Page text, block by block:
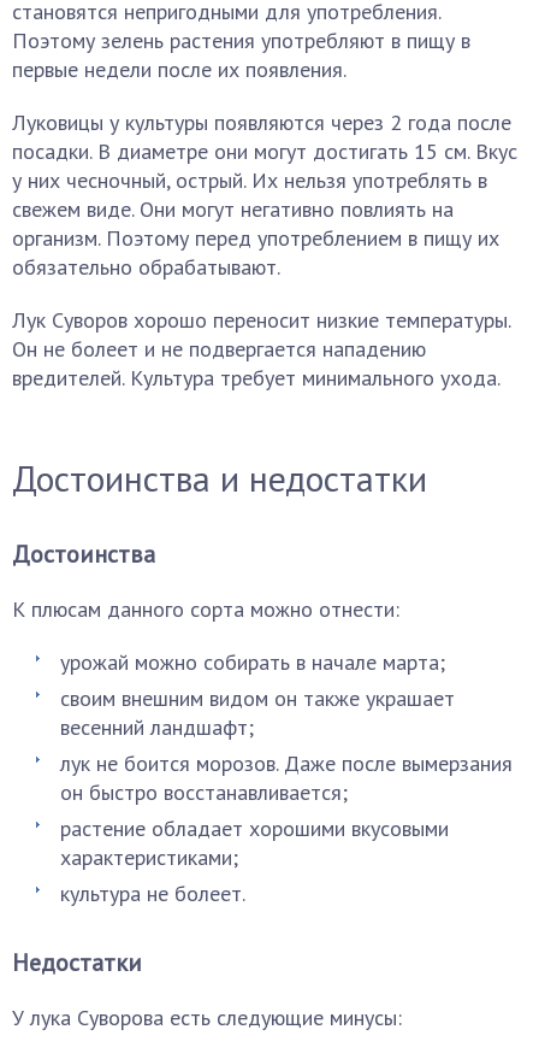
становятся непригодными для употребления.
Поэтому зелень растения употребляют в пищу в
первые недели после их появления.
Луковицы у культуры появляются через 2 года после
посадки. В диаметре они могут достигать 15 см. Вкус
у них чесночный, острый. Их нельзя употреблять в
свежем виде. Они могут негативно повлиять на
организм. Поэтому перед употреблением в пищу их
обязательно обрабатывают.
Лук Суворов хорошо переносит низкие температуры.
Он не болеет и не подвергается нападению
вредителей. Культура требует минимального ухода.
Достоинства и недостатки
Достоинства
К плюсам данного сорта можно отнести:
урожай можно собирать в начале марта;
своим внешним видом он также украшает
весенний ландшафт;
лук не боится морозов. Даже после вымерзания
он быстро восстанавливается;
растение обладает хорошими вкусовыми
характеристиками;
культура не болеет.
Недостатки
У лука Суворова есть следующие минусы: